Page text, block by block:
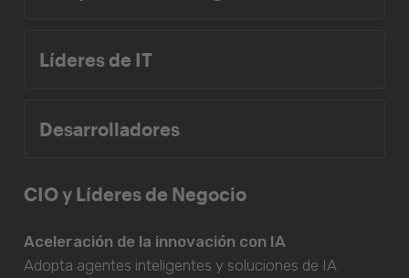
Líderes de IT
Desarrolladores
CIO y Líderes de Negocio
Aceleración de la innovación con IA
Adopta agentes inteligentes y soluciones de IA